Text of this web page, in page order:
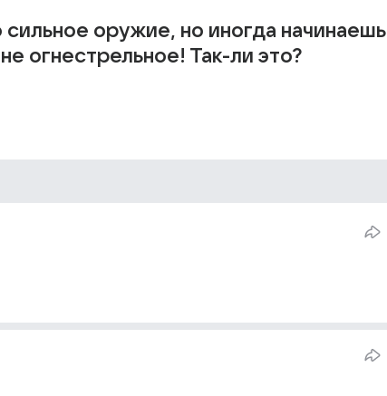
сильное оружие, но иногда начинаешь
огнестрельное! Так-ли это?